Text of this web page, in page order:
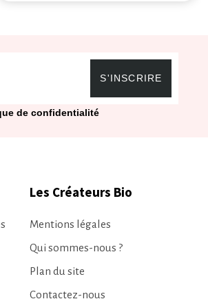
S'INSCRIRE
de confidentialité
Les Créateurs Bio
Mentions légales
Qui sommes-nous ?
Plan du site
Contactez-nous